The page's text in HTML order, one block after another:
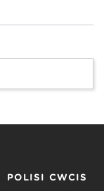
POLISI CWCIS